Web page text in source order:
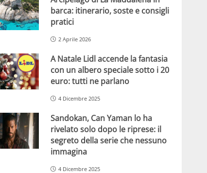
barca: itinerario, soste e consigli
pratici
2 Aprile 2026
A Natale Lidl accende la fantasia
con un albero speciale sotto i 20
euro: tutti ne parlano
4 Dicembre 2025
Sandokan, Can Yaman lo ha
rivelato solo dopo le riprese: il
segreto della serie che nessuno
immagina
4 Dicembre 2025